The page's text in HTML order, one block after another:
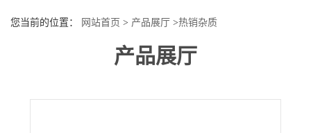
页
司
您当前的位置： 网站首页 > 产品展厅 >热销杂质
产品展厅